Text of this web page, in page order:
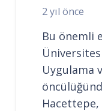
2 yıl önce
Bu önemli
Uygulama